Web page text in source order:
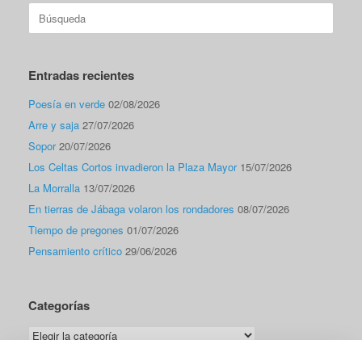
Buscar:
Entradas recientes
Poesía en verde 02/08/2026
Arre y saja 27/07/2026
Sopor 20/07/2026
Los Celtas Cortos invadieron la Plaza Mayor 15/07/2026
La Morralla 13/07/2026
En tierras de Jábaga volaron los rondadores 08/07/2026
Tiempo de pregones 01/07/2026
Pensamiento crítico 29/06/2026
Categorías
Categorías